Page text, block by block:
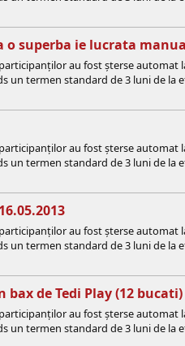
o superba ie lucrata
au fost șterse
un termen standard de 3 luni de
au fost șterse
un termen standard de 3 luni de
au fost șterse
un termen standard de 3 luni de
de Tedi Play (12
au fost șterse
un termen standard de 3 luni de